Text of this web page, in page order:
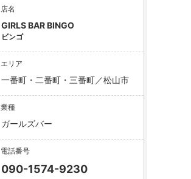
店名
GIRLS BAR BINGO
ビンゴ
エリア
一番町・二番町・三番町／松山市
業種
ガールズバー
電話番号
090-1574-9230